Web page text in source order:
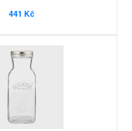
441 Kč